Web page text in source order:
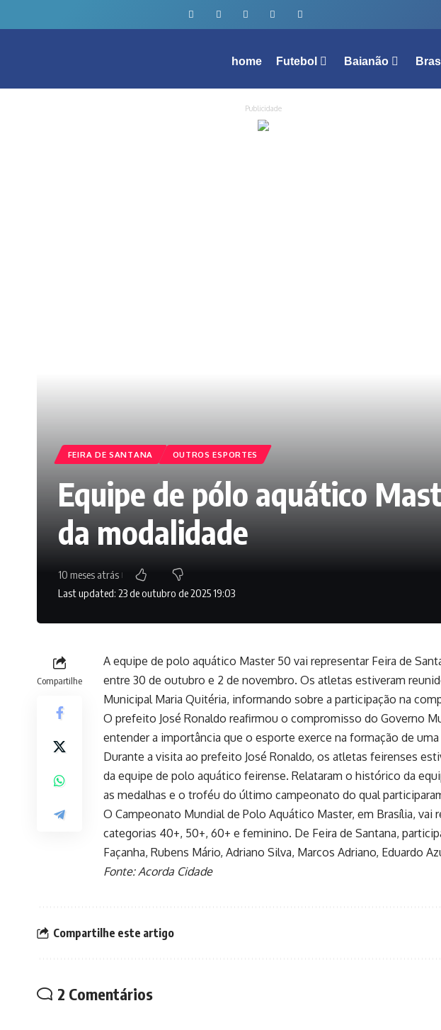
home Futebol Baianão
Publicidade
FEIRA DE SANTANA OUTROS ESPORTES
Equipe de pólo aquático
da modalidade
Last updated: 23 de outubro de 2025 19:03
10 meses atrás
Compartilhe
A equipe de polo aquático Master 50 vai representar Feira de
entre 30 de outubro e 2 de novembro. Os atletas estiveram
Municipal Maria Quitéria, informando sobre a participação na
O prefeito José Ronaldo reafirmou o compromisso do Governo
entender a importância que o esporte exerce na formação de
Durante a visita ao prefeito José Ronaldo, os atletas feirenses
da equipe de polo aquático feirense. Relataram o histórico da
as medalhas e o troféu do último campeonato do qual
O Campeonato Mundial de Polo Aquático Master, em Brasília, vai
categorias 40+, 50+, 60+ e feminino. De Feira de Santana,
Façanha, Rubens Mário, Adriano Silva, Marcos Adriano, Eduardo
Fonte: Acorda Cidade
Compartilhe este artigo
2 Comentários